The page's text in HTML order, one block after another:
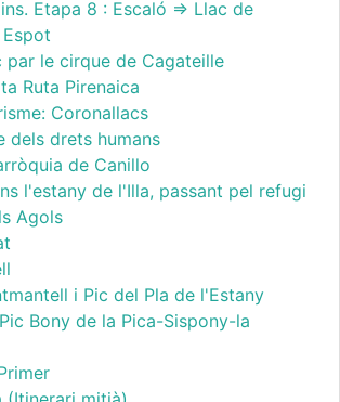
Etapa 8 : Escaló => Llac de
Espot
par le cirque de Cagateille
Ruta Pirenaica
Coronallacs
dels drets humans
de Canillo
l'estany de l'Illa, passant pel refugi
Agols
i Pic del Pla de l'Estany
Bony de la Pica-Sispony-la